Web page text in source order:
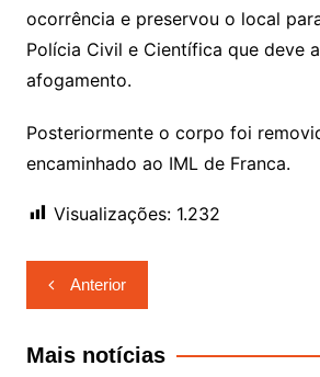
ocorrência e preservou o local
Polícia Civil e Científica que deve
afogamento.
Posteriormente o corpo foi
encaminhado ao IML de Franca.
Visualizações: 1.232
Navegação
de
Post
Anterior
Mais notícias